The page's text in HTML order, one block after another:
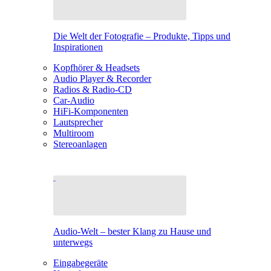
Die Welt der Fotografie – Produkte, Tipps und
Inspirationen
Kopfhörer & Headsets
Audio Player & Recorder
Radios & Radio-CD
Car-Audio
HiFi-Komponenten
Lautsprecher
Multiroom
Stereoanlagen
Audio-Welt – bester Klang zu Hause und
unterwegs
Eingabegeräte